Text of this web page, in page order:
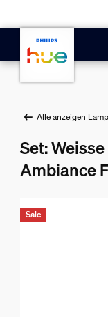
Alle anzeigen
Set:
Ambiance
Sale